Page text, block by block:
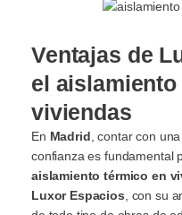
Ventajas de
el
viviendas
En Madrid, contar con
confianza es fundamental
aislamiento térmico en
Luxor Espacios, con su